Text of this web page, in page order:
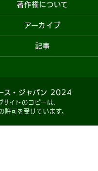
著作権について
アーカイブ
記事
ス・ジャパン 2024
サイトのコピーは、
許可を受けています。